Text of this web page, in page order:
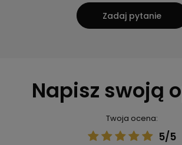
Zadaj pytanie
Napisz swoją
Twoja ocena:
5/5